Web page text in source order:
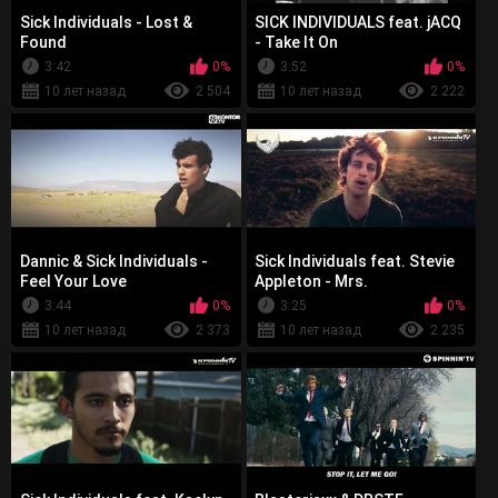
Sick Individuals - Lost &
Found
3:42
0%
10 лет назад
2 504
SICK INDIVIDUALS feat. jACQ
- Take It On
3:52
0%
10 лет назад
2 222
Dannic & Sick Individuals -
Feel Your Love
3:44
0%
10 лет назад
2 373
Sick Individuals feat. Stevie
Appleton - Mrs.
3:25
0%
10 лет назад
2 235